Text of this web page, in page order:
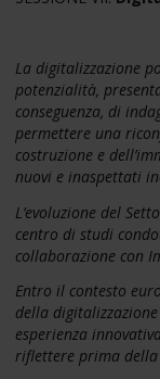
La digitalizzazione
potenzialità,
conseguenza, di
permettere una
costruzione e
nuovi e inaspettati
L’evoluzione del
centro di studi
collaborazione con
Entro il contesto
della
esperienza
riflettere prima